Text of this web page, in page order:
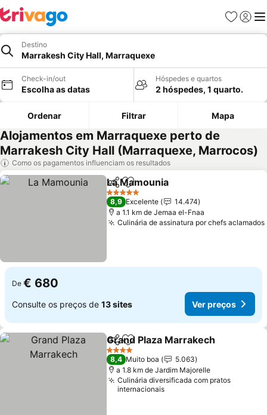
Favoritos
Iniciar
Destino
Marrakesh City Hall, Marraquexe
Check-in/out
Escolha as datas
Hóspedes e quartos
2 hóspedes, 1 quarto.
Ordenar Filtrar Mapa
Alojamentos em Marraquexe perto de
Marrakesh City Hall (Marraquexe, Marrocos)
Como os pagamentos influenciam os resultados
PartilharAdicionar aos favoritos
La Mamounia
5 Estrelas
8,9 Excelente
14.474
a 1.1 km de Jemaa el-Fnaa
Culinária de assinatura por chefs aclamados
De € 680
Consulte os preços de 13 sites Ver preços
PartilharAdicionar aos favoritos
Grand Plaza Marrakech
4 Estrelas
8,4 Muito boa
5.063
a 1.8 km de Jardim Majorelle
Culinária diversificada com pratos
internacionais